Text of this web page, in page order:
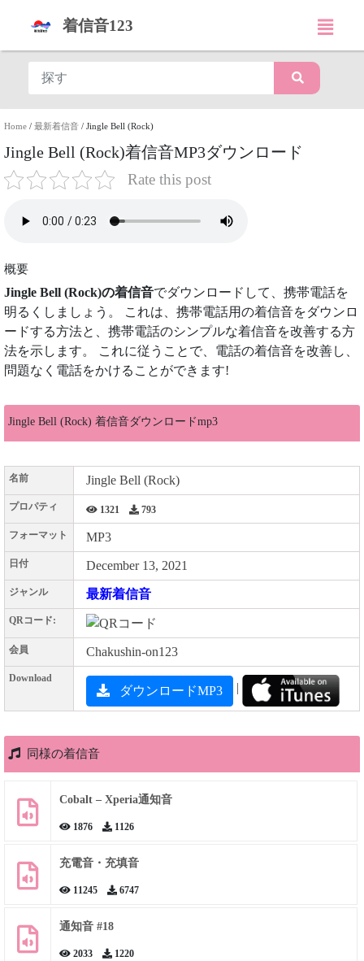
着信音123
Home / 最新着信音 / Jingle Bell (Rock)
Jingle Bell (Rock)着信音MP3ダウンロード
Rate this post
概要
Jingle Bell (Rock)の着信音でダウンロードして、携帯電話を
明るくしましょう。 これは、携帯電話用の着信音をダウンロ
ードする方法と、携帯電話のシンプルな着信音を改善する方
法を示します。 これに従うことで、電話の着信音を改善し、
問題なく電話をかけることができます!
Jingle Bell (Rock) 着信音ダウンロードmp3
名前 Jingle Bell (Rock)
プロパティ 1321 793
フォーマット MP3
日付 December 13, 2021
ジャンル 最新着信音
QRコード:
会員 Chakushin-on123
Download
ダウンロードMP3 |
同様の着信音
Cobalt – Xperia通知音
1876 1126
充電音・充填音
11245 6747
通知音 #18
2033 1220